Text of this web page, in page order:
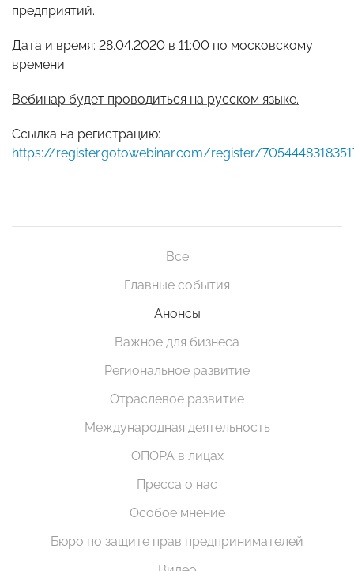
предприятий.
Дата и время: 28.04.2020 в 11:00 по московскому
времени.
Вебинар будет проводиться на русском языке.
Ссылка на регистрацию:
https://register.gotowebinar.com/register/
Все
Главные события
Анонсы
Важное для бизнеса
Региональное развитие
Отраслевое развитие
Международная деятельность
ОПОРА в лицах
Пресса о нас
Особое мнение
Бюро по защите прав предпринимателей